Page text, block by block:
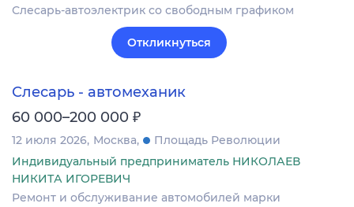
Слесарь-автоэлектрик со свободным графиком
Откликнуться
Слесарь - автомеханик
60 000–200 000 ₽
12 июля 2026 Москва
Площадь Революции
Индивидуальный предприниматель НИКОЛАЕВ
НИКИТА ИГОРЕВИЧ
Ремонт и обслуживание автомобилей марки